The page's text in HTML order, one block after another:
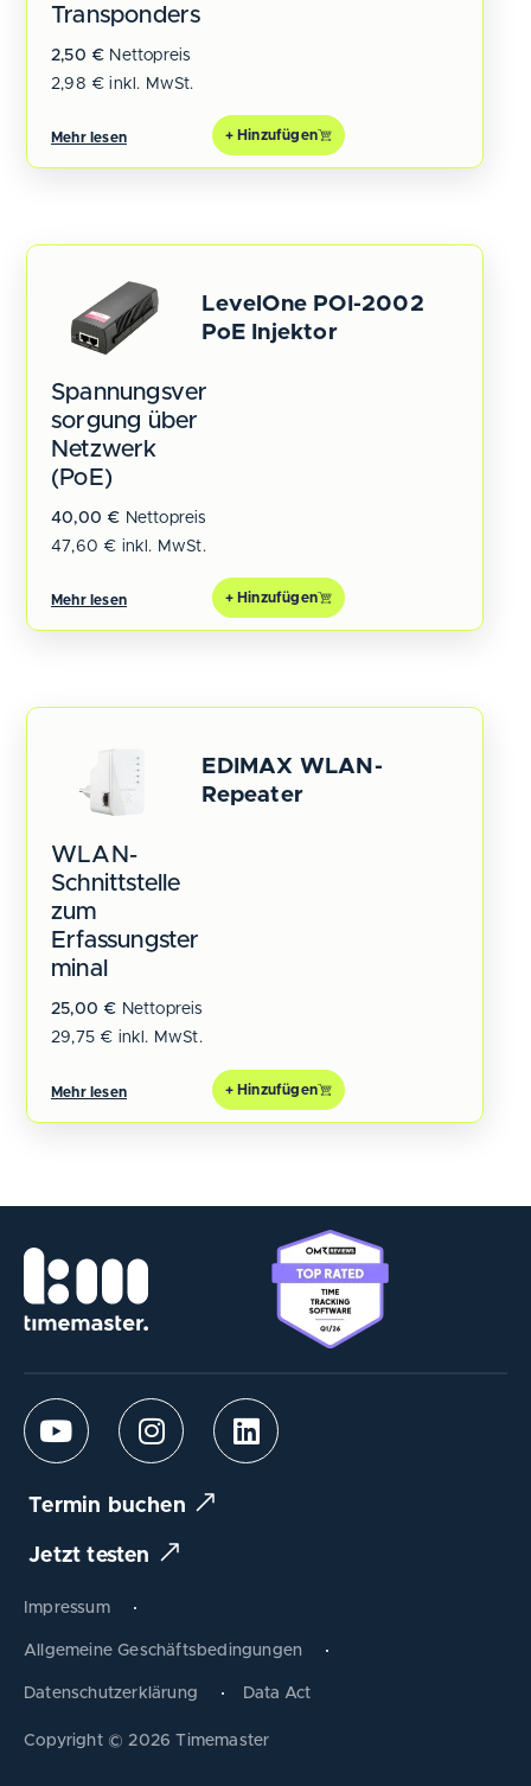
Transponders
2,50 € Nettopreis
2,98 € inkl. MwSt.
Mehr lesen + Hinzufügen
LevelOne POI-2002
PoE Injektor
Spannungsver
sorgung über
Netzwerk
(PoE)
40,00 € Nettopreis
47,60 € inkl. MwSt.
Mehr lesen + Hinzufügen
EDIMAX WLAN-
Repeater
WLAN-
Schnittstelle
zum
Erfassungster
minal
25,00 € Nettopreis
29,75 € inkl. MwSt.
Mehr lesen + Hinzufügen
Produkt tauschen
Termin buchen
Jetzt testen
Impressum
Allgemeine Geschäftsbedingungen
Datenschutzerklärung Data Act
Copyright © 2026 Timemaster